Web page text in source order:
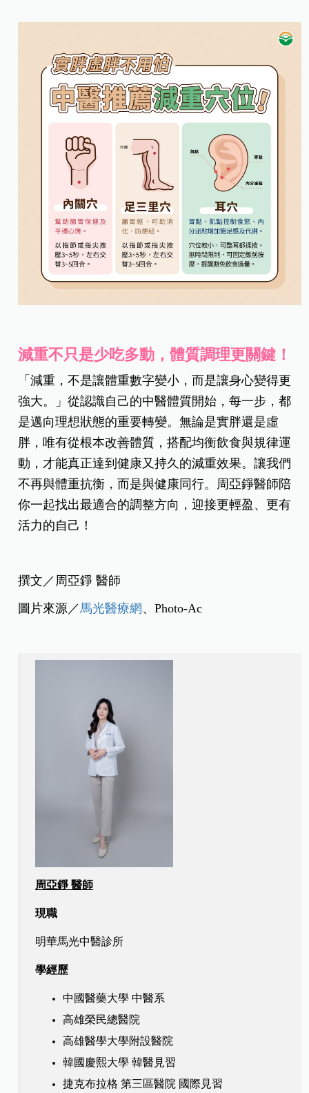
減重不只是少吃多動，體質調理更關鍵！
「減重，不是讓體重數字變小，而是讓身心變得更
強大。」從認識自己的中醫體質開始，每一步，都
是邁向理想狀態的重要轉變。無論是實胖還是虛
胖，唯有從根本改善體質，搭配均衡飲食與規律運
動，才能真正達到健康又持久的減重效果。讓我們
不再與體重抗衡，而是與健康同行。周亞錚醫師陪
你一起找出最適合的調整方向，迎接更輕盈、更有
活力的自己！
撰文／周亞錚 醫師
圖片來源／馬光醫療網 、Photo-Ac
周亞錚 醫師
現職
明華馬光中醫診所
學經歷
中國醫藥大學 中醫系
高雄榮民總醫院
高雄醫學大學附設醫院
韓國慶熙大學 韓醫見習
捷克布拉格 第三區醫院 國際見習